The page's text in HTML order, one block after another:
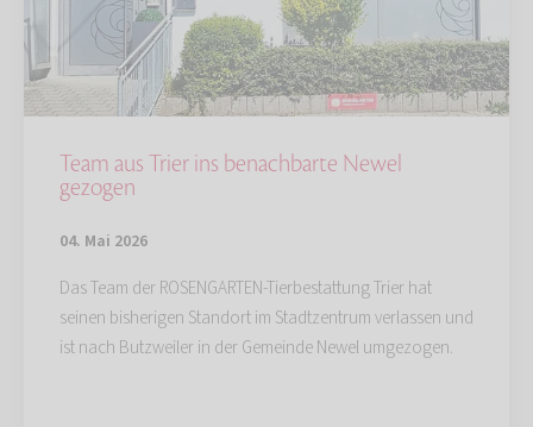
Team aus Trier ins benachbarte Newel
gezogen
04. Mai 2026
Das Team der ROSENGARTEN-Tierbestattung Trier hat
seinen bisherigen Standort im Stadtzentrum verlassen und
ist nach Butzweiler in der Gemeinde Newel umgezogen.